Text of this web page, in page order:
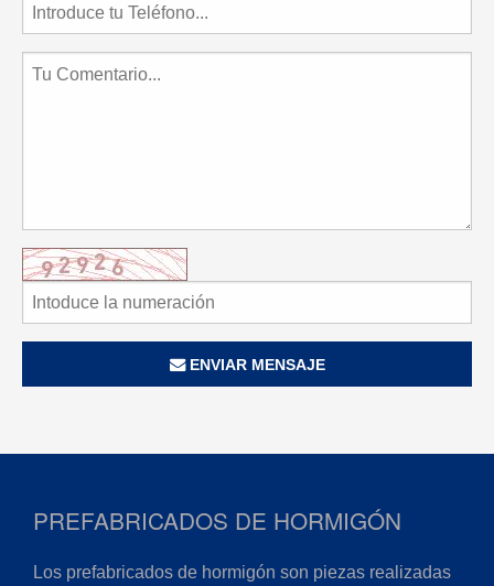
ENVIAR MENSAJE
PREFABRICADOS DE HORMIGÓN
Los prefabricados de hormigón son piezas realizadas